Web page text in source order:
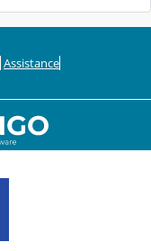
Assistance